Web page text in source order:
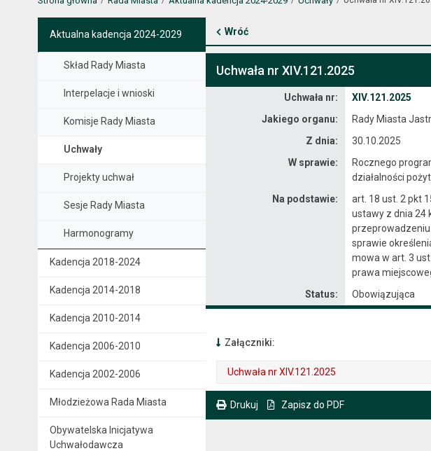
Aktualna kadencja 2024-2029
Skład Rady Miasta
Interpelacje i wnioski
Komisje Rady Miasta
Uchwały
Projekty uchwał
Sesje Rady Miasta
Harmonogramy
Kadencja 2018-2024
Kadencja 2014-2018
Kadencja 2010-2014
Kadencja 2006-2010
Kadencja 2002-2006
Młodzieżowa Rada Miasta
Obywatelska Inicjatywa
Uchwałodawcza
Wróć
Uchwała nr XIV.121.2025
Uchwała nr:
XIV.121.2025
Jakiego organu:
Rady Miasta
Z dnia:
30.10.2025
W sprawie:
Rocznego
działalności
Na podstawie:
art. 18 ust. 2 pkt
ustawy z dnia 24
przeprowadzeniu
sprawie
mowa w art. 3
prawa
Status:
Obowiązująca
Załączniki:
Uchwała nr XIV.121.2025
Drukuj Zapisz do PDF